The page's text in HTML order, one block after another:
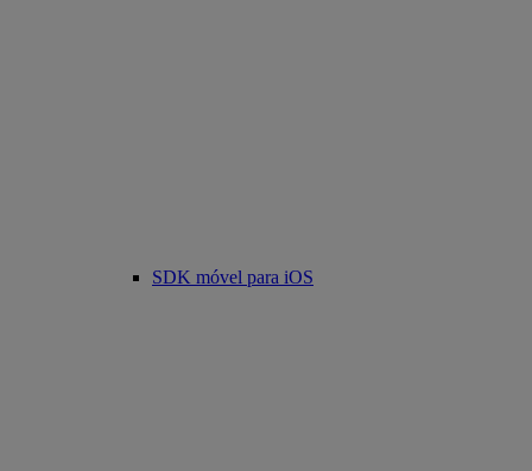
SDK móvel para iOS